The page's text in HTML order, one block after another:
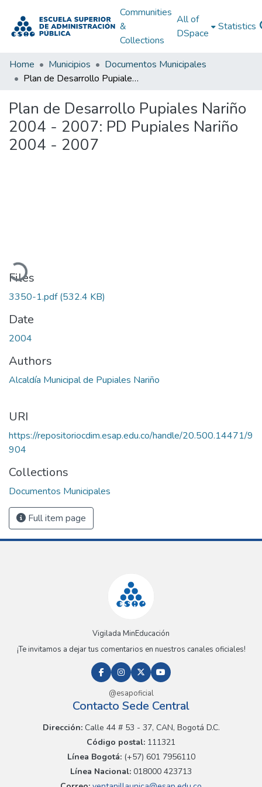
Communities
&
Collections
All of
DSpace
Statistics
Home Municipios
Documentos Municipales
Plan de Desarrollo Pupiales Nariño 2004 - 2007: PD Pupiales Nariño 2004 - 2007
Plan de Desarrollo Pupiales Nariño
2004 - 2007: PD Pupiales Nariño
2004 - 2007
Loading...
Files
3350-1.pdf(532.4 KB)
Date
2004
Authors
Alcaldía Municipal de Pupiales Nariño
URI
https://repositoriocdim.esap.edu.co/handle/20.500.14471/9
904
Collections
Documentos Municipales
Full item page
Vigilada MinEducación
¡Te invitamos a dejar tus comentarios en nuestros canales oficiales!
@esapoficial
Contacto Sede Central
Dirección:Calle 44 # 53 - 37, CAN, Bogotá D.C.
Código postal: 111321
Línea Bogotá:(+57) 601 7956110
Línea Nacional: 018000 423713